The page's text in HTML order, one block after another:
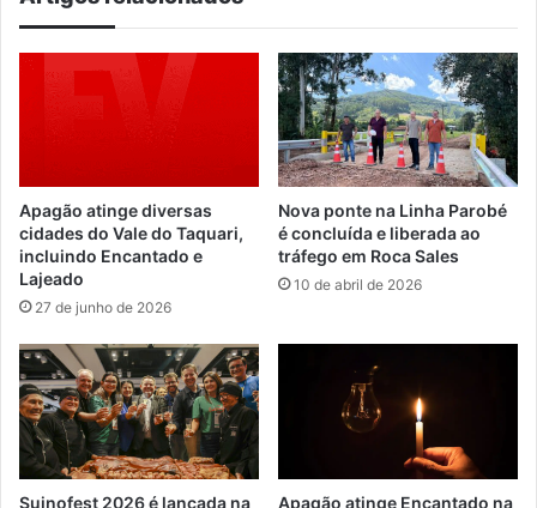
Apagão atinge diversas
cidades do Vale do Taquari,
incluindo Encantado e
Lajeado
27 de junho de 2026
Nova ponte na Linha Parobé
é concluída e liberada ao
tráfego em Roca Sales
10 de abril de 2026
Suinofest 2026 é lançada na
Apagão atinge Encantado na